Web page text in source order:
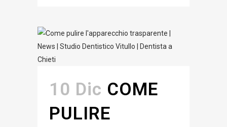
10 Dic COME
PULIRE